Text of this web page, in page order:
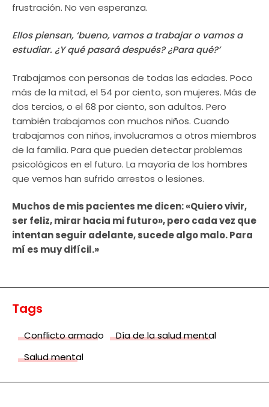
frustración. No ven esperanza.
Ellos piensan, ‘bueno, vamos a trabajar o vamos a
estudiar. ¿Y qué pasará después? ¿Para qué?’
Trabajamos con personas de todas las edades. Poco
más de la mitad, el 54 por ciento, son mujeres. Más de
dos tercios, o el 68 por ciento, son adultos. Pero
también trabajamos con muchos niños. Cuando
trabajamos con niños, involucramos a otros miembros
de la familia. Para que pueden detectar problemas
psicológicos en el futuro. La mayoría de los hombres
que vemos han sufrido arrestos o lesiones.
Muchos de mis pacientes me dicen: «Quiero vivir,
ser feliz, mirar hacia mi futuro», pero cada vez que
intentan seguir adelante, sucede algo malo. Para
mí es muy difícil.»
Tags
Conflicto armado
Día de la salud mental
Salud mental